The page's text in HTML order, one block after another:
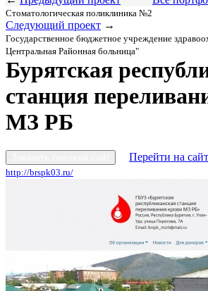
Стоматологическая поликлиника №2
Следующий проект →
Государственное бюджетное учреждение
Центральная Районная больница"
Бурятская
станция
МЗ РБ
Перейти на
http://brspk03.ru/